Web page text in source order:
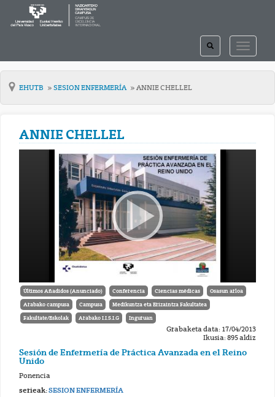
TOGGLE
TOGGLE
SEARCH
EHUTB SESION ENFERMERÍA ANNIE CHELLEL
ANNIE CHELLEL
Últimos Añadidos (Anunciado) Conferencia Ciencias médicas Osasun arloa
Arabako campusa Campusa Medikuntza eta Erizaintza Fakultatea
Fakultate/Eskolak Arabako I.I.S.I.G Inguruan
Grabaketa data: 17/04/2013
Ikusia: 895 aldiz
Sesión de Enfermería de Práctica Avanzada en el Reino
Unido
Ponencia
serieak:SESION ENFERMERÍA